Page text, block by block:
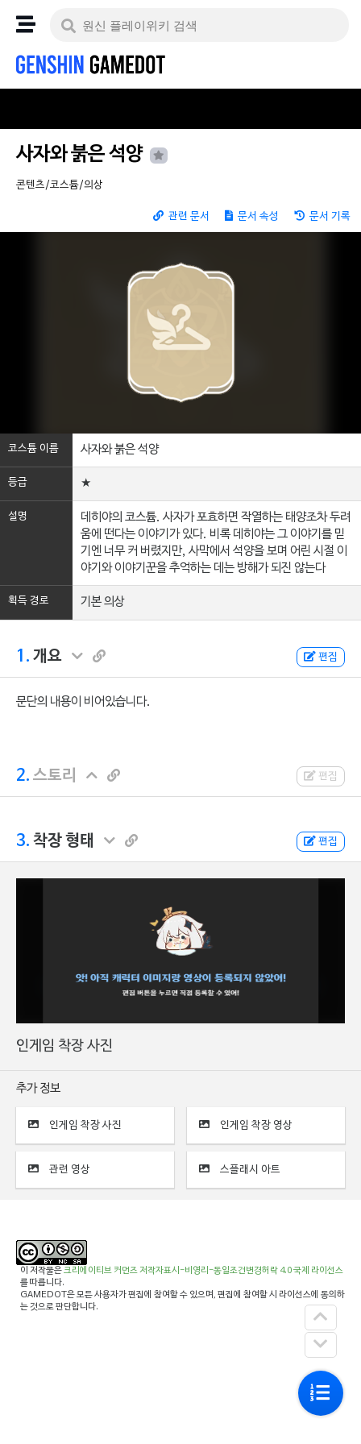
사자와 붉은 석양
콘텐츠/코스튬/의상
관련 문서 문서 속성 문서 기록
코스튬 이름 사자와 붉은 석양
등급 ★
설명
데히야의 코스튬. 사자가 포효하면 작열하는 태양조차 두려
움에 떤다는 이야기가 있다. 비록 데히야는 그 이야기를 믿
기엔 너무 커 버렸지만, 사막에서 석양을 보며 어린 시절 이
야기와 이야기꾼을 추억하는 데는 방해가 되진 않는다
획득 경로 기본 의상
1. 개요 편집
문단의 내용이 비어있습니다.
2. 스토리 편집
3. 착장 형태 편집
인게임 착장 사진
추가 정보
인게임 착장 사진 인게임 착장 영상
관련 영상 스플래시 아트
이 저작물은크리에이티브 커먼즈 저작자표시-비영리-동일조건변경허락 4.0 국제 라이선스
를 따릅니다.
GAMEDOT은 모든 사용자가 편집에 참여할 수 있으며, 편집에 참여할 시 라이선스에 동의하
는 것으로 판단합니다.